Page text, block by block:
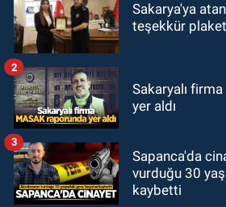
Sakarya'ya
teşekkür
Sakaryalı
yer aldı
2
Sapanca'da
vurduğu 30
kaybetti
3